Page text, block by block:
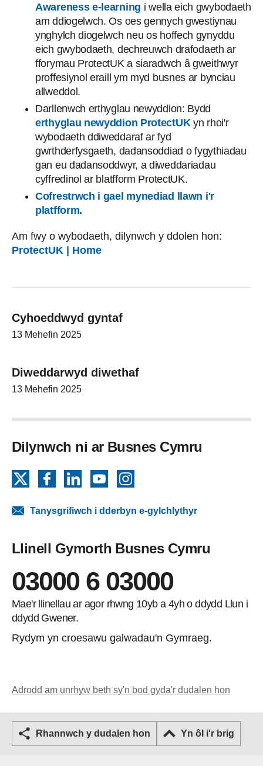
Awareness e-learning i wella eich gwybodaeth
am ddiogelwch. Os oes gennych gwestiynau
ynghylch diogelwch neu os hoffech gynyddu
eich gwybodaeth, dechreuwch drafodaeth ar
fforymau ProtectUK a siaradwch â gweithwyr
proffesiynol eraill ym myd busnes ar bynciau
allweddol.
Darllenwch erthyglau newyddion: Bydd
erthyglau newyddion ProtectUKyn rhoi'r
wybodaeth ddiweddaraf ar fyd
gwrthderfysgaeth, dadansoddiad o fygythiadau
gan eu dadansoddwyr, a diweddariadau
cyffredinol ar blatfform ProtectUK.
Cofrestrwch i gael mynediad llawn i'r
platfform.
Am fwy o wybodaeth, dilynwch y ddolen hon:
ProtectUK | Home
Cyhoeddwyd gyntaf
13 Mehefin 2025
Diweddarwyd diwethaf
13 Mehefin 2025
Dilynwch ni ar Busnes Cymru
FacebookLinkedInYouTube
Tanysgrifiwch i dderbyn e-gylchlythyr
Llinell Gymorth Busnes Cymru
03000 6 03000
Mae'r llinellau ar agor rhwng 10yb a 4yh o ddydd Llun i
ddydd Gwener.
Rydym yn croesawu galwadau'n Gymraeg.
Adrodd am unrhyw beth sy'n bod gyda'r dudalen hon
Rhannwch y dudalen hon Yn ôl i'r brig